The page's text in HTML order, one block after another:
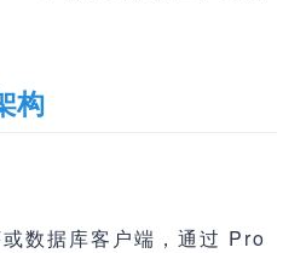
构
或数据库客户端，通过 Pro